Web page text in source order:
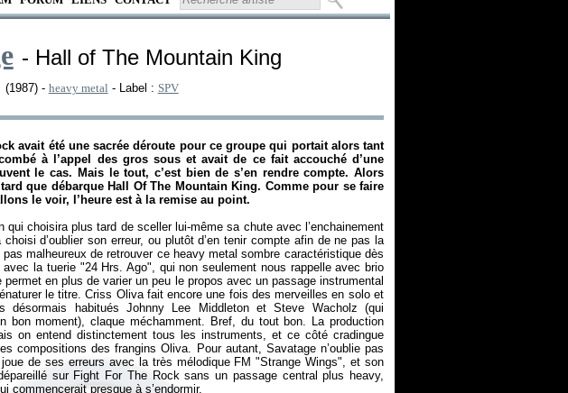
- Hall of The Mountain King
(1987) - heavy metal - Label : SPV
avait été une sacrée déroute pour ce groupe qui portait alors tant
à l’appel des gros sous et avait de ce fait accouché d’une
le cas. Mais le tout, c’est bien de s’en rendre compte. Alors
que débarque Hall Of The Mountain King. Comme pour se faire
le voir, l’heure est à la remise au point.
qui choisira plus tard de sceller lui-même sa chute avec l’enchainement
d’oublier son erreur, ou plutôt d’en tenir compte afin de ne pas la
malheureux de retrouver ce heavy metal sombre caractéristique dès
avec la tuerie "24 Hrs. Ago", qui non seulement nous rappelle avec brio
en plus de varier un peu le propos avec un passage instrumental
le titre. Criss Oliva fait encore une fois des merveilles en solo et
désormais habitués Johnny Lee Middleton et Steve Wacholz (qui
bon moment), claque méchamment. Bref, du tout bon. La production
on entend distinctement tous les instruments, et ce côté cradingue
compositions des frangins Oliva. Pour autant, Savatage n’oublie pas
de ses erreurs avec la très mélodique FM "Strange Wings", et son
sur Fight For The Rocksans un passage central plus heavy,